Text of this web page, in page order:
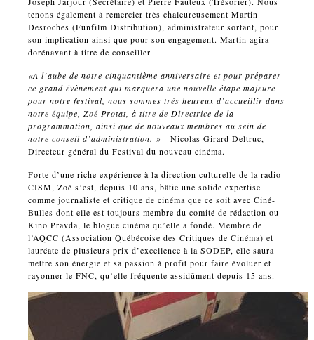
tenons également à remercier très chaleureusement Martin
Desroches (Funfilm Distribution), administrateur sortant, pour
son implication ainsi que pour son engagement. Martin agira
dorénavant à titre de conseiller.
«À l’aube de notre cinquantième anniversaire et pour préparer
ce grand évènement qui marquera une nouvelle étape majeure
pour notre festival, nous sommes très heureux d’accueillir dans
notre équipe, Zoé Protat, à titre de Directrice de la
programmation, ainsi que de nouveaux membres au sein de
notre conseil d’administration. »- Nicolas Girard Deltruc,
Directeur général du Festival du nouveau cinéma.
Forte d’une riche expérience à la direction culturelle de la radio
CISM, Zoé s’est, depuis 10 ans, bâtie une solide expertise
comme journaliste et critique de cinéma que ce soit avec Ciné-
Bulles dont elle est toujours membre du comité de rédaction ou
Kino Pravda, le blogue cinéma qu’elle a fondé. Membre de
l’AQCC (Association Québécoise des Critiques de Cinéma) et
lauréate de plusieurs prix d’excellence à la SODEP, elle saura
mettre son énergie et sa passion à profit pour faire évoluer et
rayonner le FNC, qu’elle fréquente assidûment depuis 15 ans.